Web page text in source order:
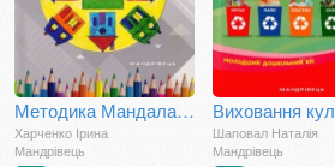
Методика Мандала в корекційній роботі
Харченко Ірина
Мандрівець
Шаповал Наталія
Мандрівець